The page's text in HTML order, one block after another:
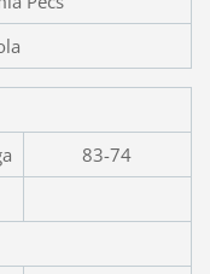
83-74